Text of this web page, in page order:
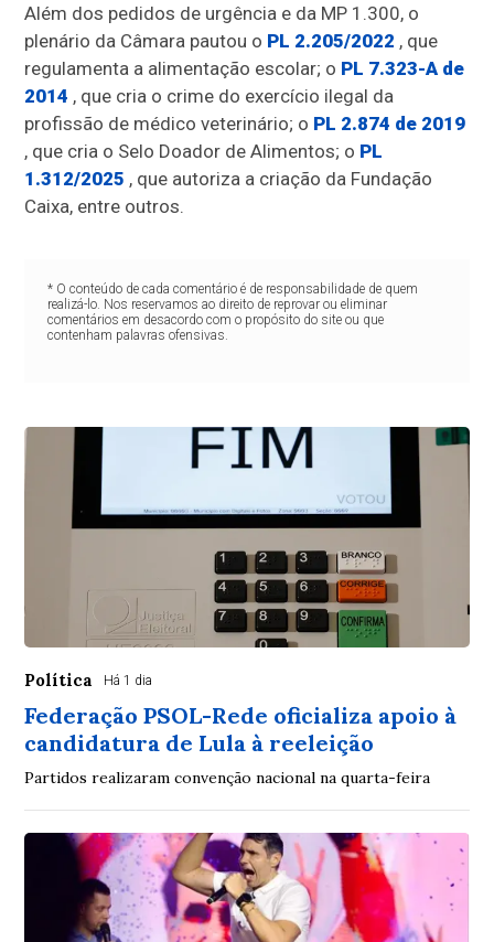
Além dos pedidos de urgência e da MP 1.300, o
plenário da Câmara pautou o PL 2.205/2022 , que
regulamenta a alimentação escolar; o PL 7.323-A de
2014 , que cria o crime do exercício ilegal da
profissão de médico veterinário; o PL 2.874 de 2019
, que cria o Selo Doador de Alimentos; o PL
1.312/2025 , que autoriza a criação da Fundação
Caixa, entre outros.
* O conteúdo de cada comentário é de responsabilidade de quem
realizá-lo. Nos reservamos ao direito de reprovar ou eliminar
comentários em desacordo com o propósito do site ou que
contenham palavras ofensivas.
Política Há 1 dia
Federação PSOL-Rede oficializa apoio à
candidatura de Lula à reeleição
Partidos realizaram convenção nacional na quarta-feira